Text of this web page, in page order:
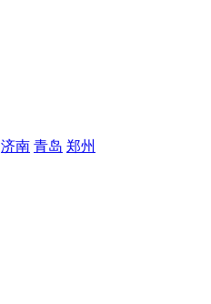
济南 青岛 郑州